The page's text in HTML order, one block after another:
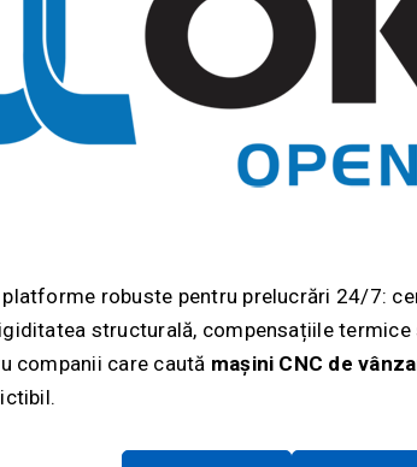
robuste pentru prelucrări 24/7:
structurală, compensațiile
companii care caută mașini CNC de